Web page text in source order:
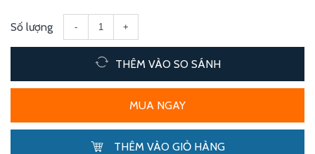
Số lượng - +
THÊM VÀO SO SÁNH
MUA NGAY
THÊM VÀO GIỎ HÀNG